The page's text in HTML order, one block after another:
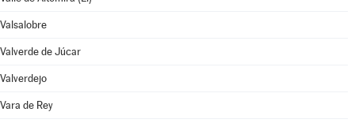
Valsalobre
Valverde de Júcar
Valverdejo
Vara de Rey